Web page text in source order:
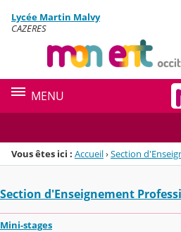
Menu de la rubrique
Contenu
Lycée Martin Malvy
CAZERES
MENU
Vous êtes ici : Accueil›Section
Section d'Enseignement
Mini-stages